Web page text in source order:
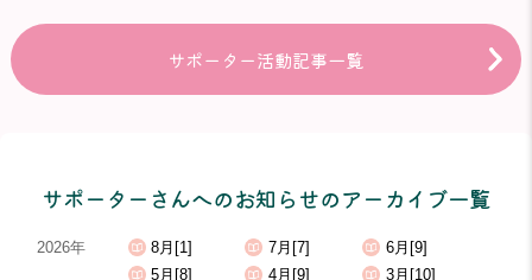
サポーター活動記事一覧
サポーターさんへのお知らせのアーカイブ一覧
2026年 8月[1] 7月[7]
6月[9]
5月[8]
4月[9]
3月[10]